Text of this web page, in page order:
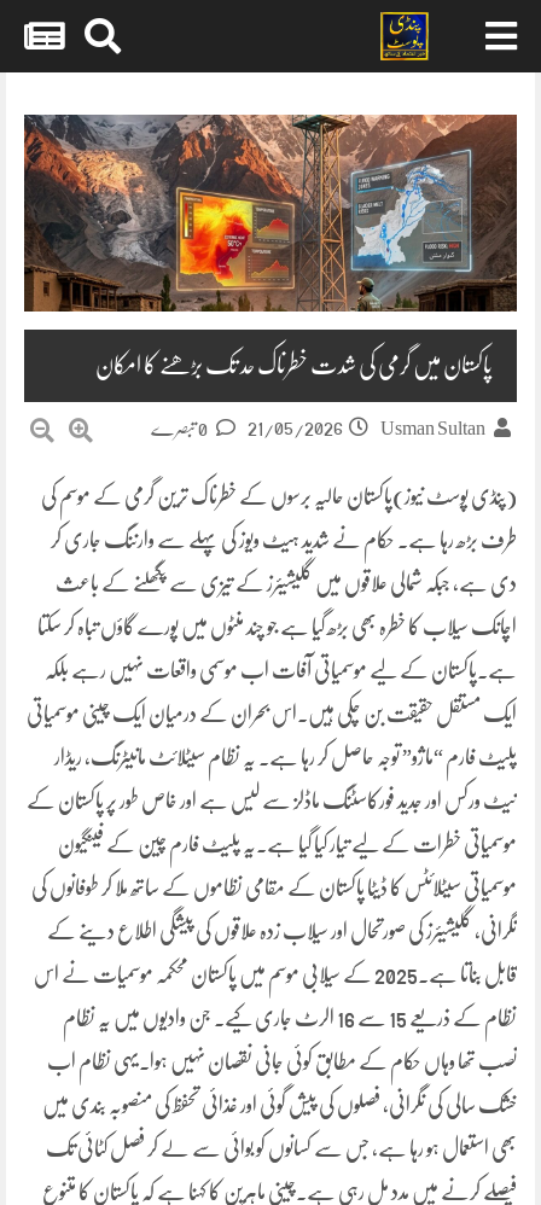
content
پاکستان میں گرمی کی شدت خطرناک حد تک بڑھنے کا امکان
Usman Sultan
21/05/2026
(پنڈی پوسٹ نیوز)پاکستان حالیہ برسوں کے خطرناک ترین گرمی کے موسم کی
طرف بڑھ رہا ہے۔ حکام نے شدید ہیٹ ویوز کی پہلے سے وارننگ جاری کر
دی ہے، جبکہ شمالی علاقوں میں گلیشیئرز کے تیزی سے پگھلنے کے باعث
اچانک سیلاب کا خطرہ بھی بڑھ گیا ہے جو چند منٹوں میں پورے گاؤں تباہ کر سکتا
ہے۔پاکستان کے لیے موسمیاتی آفات اب موسمی واقعات نہیں رہے بلکہ
ایک مستقل حقیقت بن چکی ہیں۔اس بحران کے درمیان ایک چینی موسمیاتی
پلیٹ فارم “ماژو” توجہ حاصل کر رہا ہے۔ یہ نظام سیٹلائٹ مانیٹرنگ، ریڈار
نیٹ ورکس اور جدید فورکاسٹنگ ماڈلز سے لیس ہے اور خاص طور پر پاکستان کے
موسمیاتی خطرات کے لیے تیار کیا گیا ہے۔یہ پلیٹ فارم چین کے فینگیون
موسمیاتی سیٹلائٹس کا ڈیٹا پاکستان کے مقامی نظاموں کے ساتھ ملا کر طوفانوں کی
نگرانی، گلیشیئرز کی صورتحال اور سیلاب زدہ علاقوں کی پیشگی اطلاع دینے کے
قابل بناتا ہے۔2025 کے سیلابی موسم میں پاکستان محکمہ موسمیات نے اس
نظام کے ذریعے 15 سے 16 الرٹ جاری کیے۔ جن وادیوں میں یہ نظام
نصب تھا وہاں حکام کے مطابق کوئی جانی نقصان نہیں ہوا۔یہی نظام اب
خشک سالی کی نگرانی، فصلوں کی پیش گوئی اور غذائی تحفظ کی منصوبہ بندی میں
بھی استعمال ہو رہا ہے، جس سے کسانوں کو بوائی سے لے کر فصل کٹائی تک
فیصلے کرنے میں مدد مل رہی ہے۔چینی ماہرین کا کہنا ہے کہ پاکستان کا متنوع